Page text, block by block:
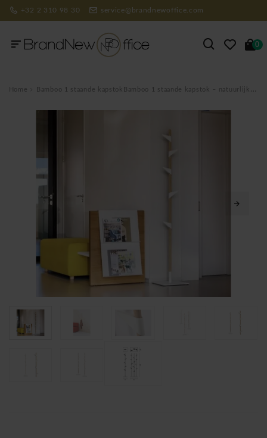
+32 2 310 98 30 service@brandnewoffice.com
0
Home Bamboo 1 staande kapstokBamboo 1 staande kapstok – natuurlijke designkapstok in bamboe met 5 verstelbare witte haken